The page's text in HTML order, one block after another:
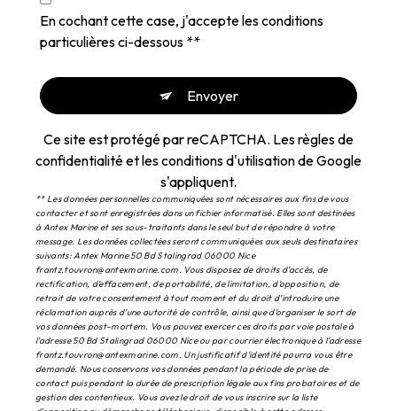
En cochant cette case, j'accepte les conditions
particulières ci-dessous **
Envoyer
Ce site est protégé par reCAPTCHA. Lesrègles de
confidentialitéet lesconditions d'utilisationde Google
s'appliquent.
** Les données personnelles communiquées sont nécessaires aux fins de vous
contacter et sont enregistrées dans un fichier informatisé. Elles sont destinées
à Antex Marine et ses sous-traitants dans le seul but de répondre à votre
message. Les données collectées seront communiquées aux seuls destinataires
suivants: Antex Marine 50 Bd Stalingrad 06000 Nice
frantz.touvron@antexmarine.com. Vous disposez de droits d’accès, de
rectification, d’effacement, de portabilité, de limitation, d’opposition, de
retrait de votre consentement à tout moment et du droit d’introduire une
réclamation auprès d’une autorité de contrôle, ainsi que d’organiser le sort de
vos données post-mortem. Vous pouvez exercer ces droits par voie postale à
l'adresse 50 Bd Stalingrad 06000 Nice ou par courrier électronique à l'adresse
frantz.touvron@antexmarine.com. Un justificatif d'identité pourra vous être
demandé. Nous conservons vos données pendant la période de prise de
contact puis pendant la durée de prescription légale aux fins probatoires et de
gestion des contentieux. Vous avez le droit de vous inscrire sur la liste